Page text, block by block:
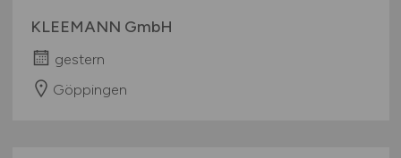
KLEEMANN GmbH
gestern
Göppingen